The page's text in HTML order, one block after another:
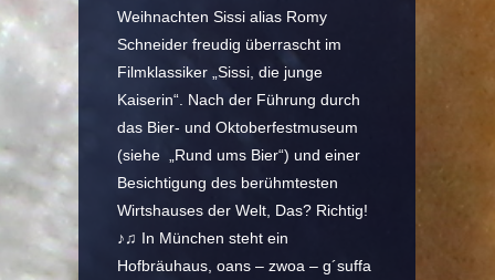
Weihnachten Sissi alias Romy
Schneider freudig überrascht im
Filmklassiker „Sissi, die junge
Kaiserin“. Nach der Führung durch
das Bier- und Oktoberfestmuseum
(siehe „Rund ums Bier“) und einer
Besichtigung des berühmtesten
Wirtshauses der Welt, Das? Richtig!
♪♫ In München steht ein
Hofbräuhaus, oans – zwoa – g´suffa